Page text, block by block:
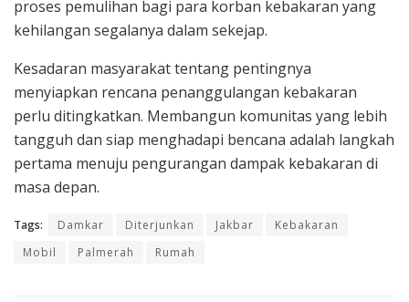
proses pemulihan bagi para korban kebakaran yang
kehilangan segalanya dalam sekejap.
Kesadaran masyarakat tentang pentingnya
menyiapkan rencana penanggulangan kebakaran
perlu ditingkatkan. Membangun komunitas yang lebih
tangguh dan siap menghadapi bencana adalah langkah
pertama menuju pengurangan dampak kebakaran di
masa depan.
Tags: Damkar Diterjunkan Jakbar
Kebakaran
Mobil
Palmerah Rumah